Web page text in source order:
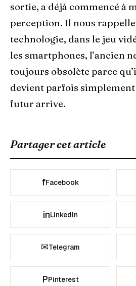
sortie, a déjà commencé à
perception. Il nous rappelle
technologie, dans le jeu
les smartphones, l’ancien
toujours obsolète parce
devient parfois
futur arrive.
Partager cet article
fFacebook
inLinkedIn
✉Telegram
PPinterest